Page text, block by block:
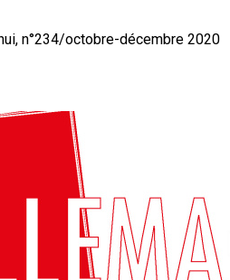
n°234/octobre-décembre 2020